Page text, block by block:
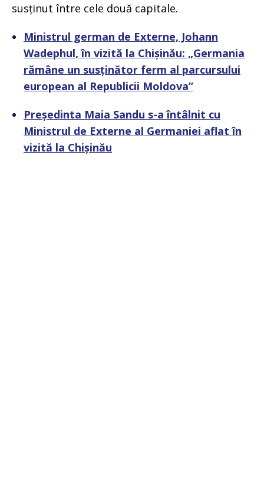
susținut între cele două capitale.
Ministrul german de Externe, Johann
Wadephul, în vizită la Chișinău: „Germania
rămâne un susținător ferm al parcursului
european al Republicii Moldova”
Președinta Maia Sandu s-a întâlnit cu
Ministrul de Externe al Germaniei aflat în
vizită la Chișinău